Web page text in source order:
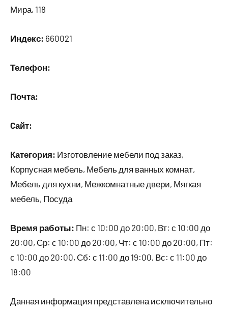
Мира, 118
Индекс: 660021
Телефон:
Почта:
Cайт:
Категория: Изготовление мебели под заказ,
Корпусная мебель, Мебель для ванных комнат,
Мебель для кухни, Межкомнатные двери, Мягкая
мебель, Посуда
Время работы: Пн: с 10:00 до 20:00, Вт: с 10:00 до
20:00, Ср: с 10:00 до 20:00, Чт: с 10:00 до 20:00, Пт:
с 10:00 до 20:00, Сб: с 11:00 до 19:00, Вс: с 11:00 до
18:00
Данная информация представлена исключительно